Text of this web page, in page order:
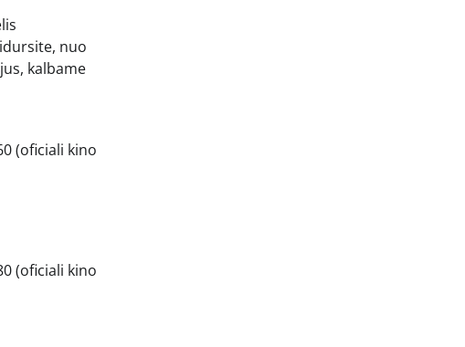
nuo
kalbame
(oficiali kino
(oficiali kino